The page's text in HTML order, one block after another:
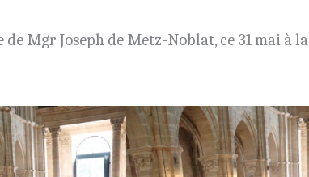
de Mgr Joseph de Metz-Noblat, ce 31 mai à la